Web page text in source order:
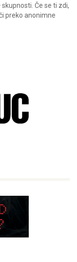
Če se ti zdi,
preko anonimne